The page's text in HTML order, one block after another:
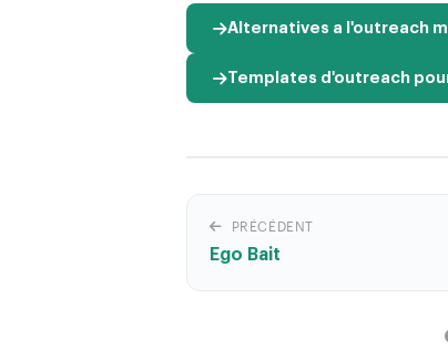
Alternatives a l'outreach
Templates d'outreach
PRÉCÉDENT
Ego Bait